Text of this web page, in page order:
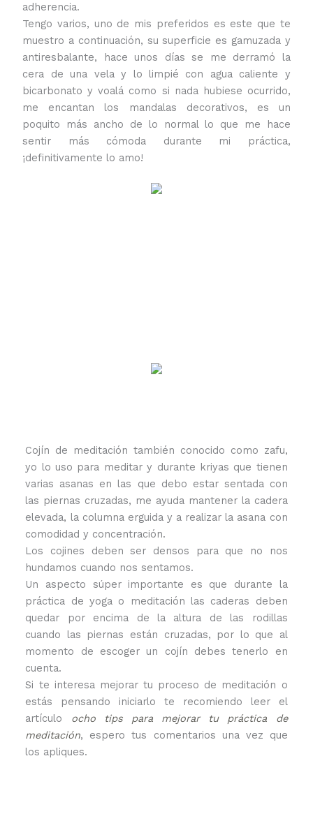
adherencia.
Tengo varios, uno de mis preferidos es este que te
muestro a continuación, su superficie es gamuzada y
antiresbalante, hace unos días se me derramó la
cera de una vela y lo limpié con agua caliente y
bicarbonato y voalá como si nada hubiese ocurrido,
me encantan los mandalas decorativos, es un
poquito más ancho de lo normal lo que me hace
sentir más cómoda durante mi práctica,
¡definitivamente lo amo!
Cojín de meditación también conocido como zafu,
yo lo uso para meditar y durante kriyas que tienen
varias asanas en las que debo estar sentada con
las piernas cruzadas, me ayuda mantener la cadera
elevada, la columna erguida y a realizar la asana con
comodidad y concentración.
Los cojines deben ser densos para que no nos
hundamos cuando nos sentamos.
Un aspecto súper importante es que durante la
práctica de yoga o meditación las caderas deben
quedar por encima de la altura de las rodillas
cuando las piernas están cruzadas, por lo que al
momento de escoger un cojín debes tenerlo en
cuenta.
Si te interesa mejorar tu proceso de meditación o
estás pensando iniciarlo te recomiendo leer el
artículo ocho tips para mejorar tu práctica de
meditación, espero tus comentarios una vez que
los apliques.